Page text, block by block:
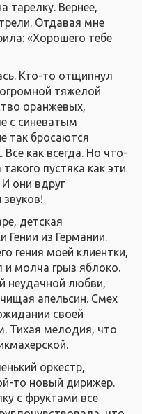
тарелку. Вернее,
Отдавая мне
«Хорошего тебе
Кто-то отщипнул
тяжелой
оранжевых,
с синеватым
так бросаются
как всегда. Но что-
пустяка как эти
И они вдруг
детская
Гении из Германии.
гения моей клиентки,
и молча грыз яблоко.
неудачной любви,
апельсин. Смех
своей
Тихая мелодия, что
оркестр,
то новый дирижер.
с фруктами все